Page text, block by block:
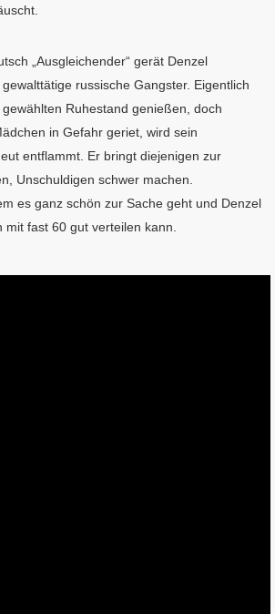
„Ausgleichender“ gerät Denzel
russische Gangster. Eigentlich
Ruhestand genießen, doch
in Gefahr geriet, wird sein
entflammt. Er bringt diejenigen zur
Unschuldigen schwer machen.
es ganz schön zur Sache geht und Denzel
fast 60 gut verteilen kann.